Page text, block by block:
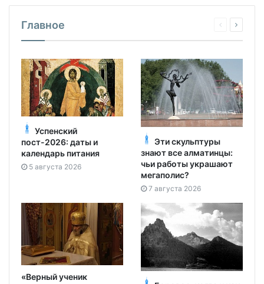
Главное
Успенский
пост-2026: даты и
календарь питания
5 августа 2026
Эти скульптуры
знают все алматинцы:
чьи работы украшают
мегаполис?
7 августа 2026
«Верный ученик